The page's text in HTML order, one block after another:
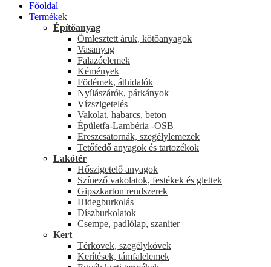
Főoldal
Termékek
Építőanyag
Ömlesztett áruk, kötőanyagok
Vasanyag
Falazóelemek
Kémények
Födémek, áthidalók
Nyílászárók, párkányok
Vízszigetelés
Vakolat, habarcs, beton
Épületfa-Lambéria -OSB
Ereszcsatornák, szegélylemezek
Tetőfedő anyagok és tartozékok
Lakótér
Hőszigetelő anyagok
Színező vakolatok, festékek és glettek
Gipszkarton rendszerek
Hidegburkolás
Díszburkolatok
Csempe, padlólap, szaniter
Kert
Térkövek, szegélykövek
Kerítések, támfalelemek